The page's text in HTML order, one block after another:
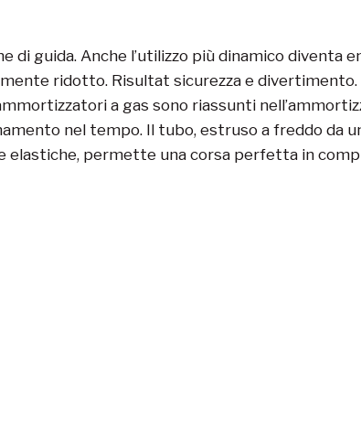
guida. Anche l’utilizzo più dinamico diventa
ridotto. Risultat sicurezza e divertimento.
a gas sono riassunti
nel tempo. Il tubo, estruso a freddo da
elastiche, permette una corsa perfetta in